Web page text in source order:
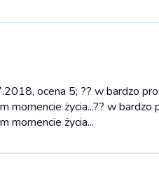
ocena 5; ?? w bardzo
momencie życia...?? w bardzo
momencie życia...